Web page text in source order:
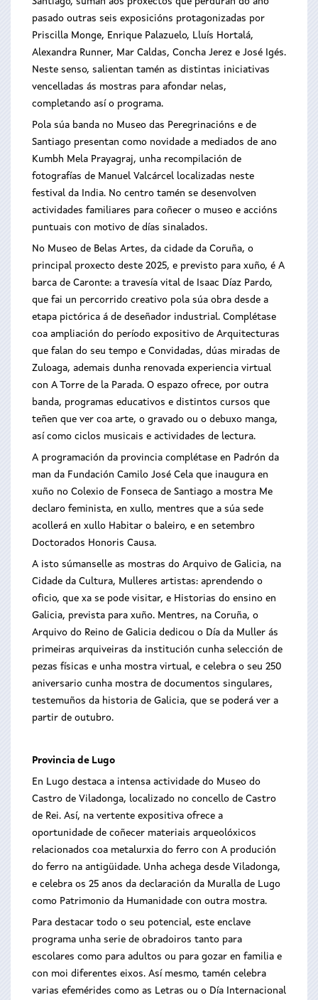
pasado outras seis exposicións protagonizadas por
Priscilla Monge, Enrique Palazuelo, Lluís Hortalá,
Alexandra Runner, Mar Caldas, Concha Jerez e José Igés.
Neste senso, salientan tamén as distintas iniciativas
vencelladas ás mostras para afondar nelas,
completando así o programa.
Pola súa banda no Museo das Peregrinacións e de
Santiago presentan como novidade a mediados de ano
Kumbh Mela Prayagraj, unha recompilación de
fotografías de Manuel Valcárcel localizadas neste
festival da India. No centro tamén se desenvolven
actividades familiares para coñecer o museo e accións
puntuais con motivo de días sinalados.
No Museo de Belas Artes, da cidade da Coruña, o
principal proxecto deste 2025, e previsto para xuño, é A
barca de Caronte: a travesía vital de Isaac Díaz Pardo,
que fai un percorrido creativo pola súa obra desde a
etapa pictórica á de deseñador industrial. Complétase
coa ampliación do período expositivo de Arquitecturas
que falan do seu tempo e Convidadas, dúas miradas de
Zuloaga, ademais dunha renovada experiencia virtual
con A Torre de la Parada. O espazo ofrece, por outra
banda, programas educativos e distintos cursos que
teñen que ver coa arte, o gravado ou o debuxo manga,
así como ciclos musicais e actividades de lectura.
A programación da provincia complétase en Padrón da
man da Fundación Camilo José Cela que inaugura en
xuño no Colexio de Fonseca de Santiago a mostra Me
declaro feminista, en xullo, mentres que a súa sede
acollerá en xullo Habitar o baleiro, e en setembro
Doctorados Honoris Causa.
A isto súmanselle as mostras do Arquivo de Galicia, na
Cidade da Cultura, Mulleres artistas: aprendendo o
oficio, que xa se pode visitar, e Historias do ensino en
Galicia, prevista para xuño. Mentres, na Coruña, o
Arquivo do Reino de Galicia dedicou o Día da Muller ás
primeiras arquiveiras da institución cunha selección de
pezas físicas e unha mostra virtual, e celebra o seu 250
aniversario cunha mostra de documentos singulares,
testemuños da historia de Galicia, que se poderá ver a
partir de outubro.
Provincia de Lugo
En Lugo destaca a intensa actividade do Museo do
Castro de Viladonga, localizado no concello de Castro
de Rei. Así, na vertente expositiva ofrece a
oportunidade de coñecer materiais arqueolóxicos
relacionados coa metalurxia do ferro con A produción
do ferro na antigüidade. Unha achega desde Viladonga,
e celebra os 25 anos da declaración da Muralla de Lugo
como Patrimonio da Humanidade con outra mostra.
Para destacar todo o seu potencial, este enclave
programa unha serie de obradoiros tanto para
escolares como para adultos ou para gozar en familia e
con moi diferentes eixos. Así mesmo, tamén celebra
varias efemérides como as Letras ou o Día Internacional